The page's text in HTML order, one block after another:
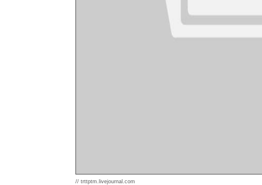
// trttptm.livejournal.com